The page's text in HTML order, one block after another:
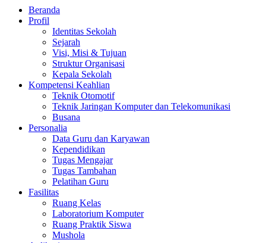
Beranda
Profil
Identitas Sekolah
Sejarah
Visi, Misi & Tujuan
Struktur Organisasi
Kepala Sekolah
Kompetensi Keahlian
Teknik Otomotif
Teknik Jaringan Komputer dan Telekomunikasi
Busana
Personalia
Data Guru dan Karyawan
Kependidikan
Tugas Mengajar
Tugas Tambahan
Pelatihan Guru
Fasilitas
Ruang Kelas
Laboratorium Komputer
Ruang Praktik Siswa
Mushola